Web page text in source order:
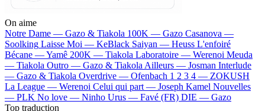
On aime
Notre Dame — Gazo & Tiakola 100K — Gazo Casanova —
Soolking Laisse Moi — KeBlack Saiyan — Heuss L'enfoiré
Bécane —Yamê 200K — Tiakola Laboratoire — Werenoi Meuda
— Tiakola Outro — Gazo & TiakolaAilleurs — Josman Interlude
— Gazo & Tiakola Overdrive — Ofenbach 1 2 3 4 — ZOKUSH
La League — Werenoi Celui qui part — Joseph Kamel Nouvelles
— PLK No love — Ninho Urus — Favé (FR) DIE — Gazo
Top traduction